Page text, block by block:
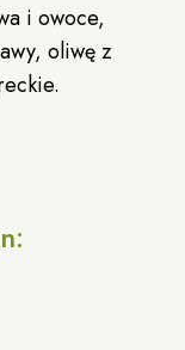
i owoce,
oliwę z